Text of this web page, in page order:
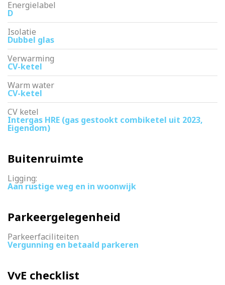
Energielabel
D
Isolatie
Dubbel glas
Verwarming
CV-ketel
Warm water
CV-ketel
CV ketel
Intergas HRE (gas gestookt combiketel uit 2023,
Eigendom)
Buitenruimte
Ligging:
Aan rustige weg en in woonwijk
Parkeergelegenheid
Parkeerfaciliteiten
Vergunning en betaald parkeren
VvE checklist